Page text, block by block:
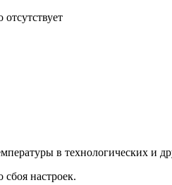
в технологических и
настроек.